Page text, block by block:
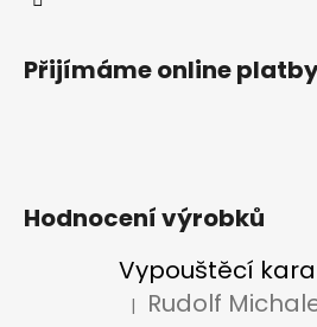
Přijímáme online
Hodnocení výrobků
Hodnocení produktu je
| Rudolf